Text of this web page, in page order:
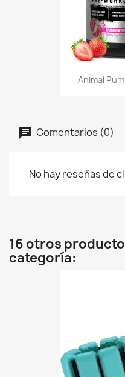
Animal
Comentarios (0)
No hay reseñas de
16 otros
categoría: